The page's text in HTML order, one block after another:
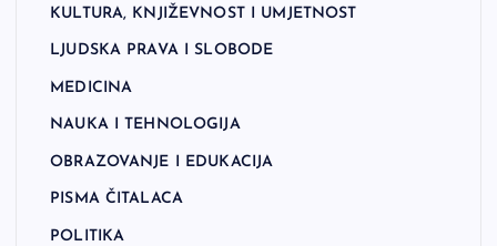
KULTURA, KNJIŽEVNOST I UMJETNOST
LJUDSKA PRAVA I SLOBODE
MEDICINA
NAUKA I TEHNOLOGIJA
OBRAZOVANJE I EDUKACIJA
PISMA ČITALACA
POLITIKA